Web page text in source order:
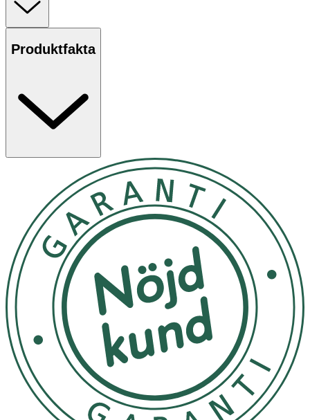
Tuvaär ett pressat puder med oljeabsorberande
egenskaper som består av högrenade mineraler. Pudret
med hänsyn till alla hudtyper och lämpar sig även väl för
Tyra döljer fina linjer och skapar transparent lyster på en
glåmig hy. Med sin mjuka persikofärgade nyans ger Tyra
en hälsosamt fräsch lyster till de flesta hudtoner.
Båda pudren appliceras med fördel med IDUN Minerals
Powder Brush/Large Kabuki för bästa resultat.
Produktfakta